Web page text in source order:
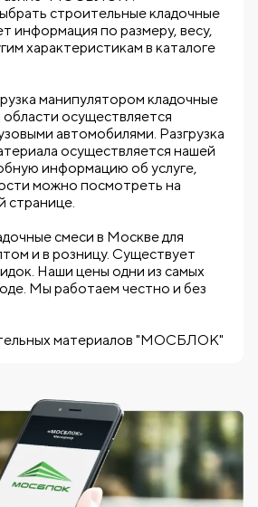
строительные кладочные
информация по размеру, весу,
характеристикам в каталоге
манипулятором кладочные
осуществляется
автомобилями. Разгрузка
осуществляется нашей
информацию об услуге,
можно посмотреть на
странице.
смеси в Москве для
и в розницу. Существует
Наши цены одни из самых
Мы работаем честно и без
материалов "МОСБЛОК"